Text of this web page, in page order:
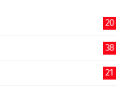
20
38
21